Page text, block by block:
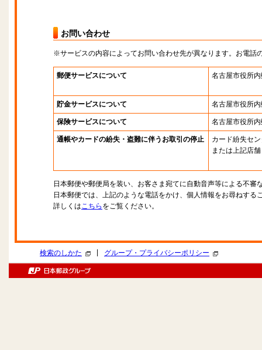
お問い合わせ
※サービスの内容によってお問い合わせ先が異なります。お電話
郵便サービスについて 名古屋市役所
貯金サービスについて 名古屋市役所
保険サービスについて 名古屋市役所
通帳やカードの紛失・盗難に伴うお取引の停止
カード紛失セ
または上記店舗
日本郵便や郵便局を装い、お客さま宛てに自動音声等による不審
日本郵便では、上記のような電話をかけ、個人情報をお尋ねする
詳しくはこちら をご覧ください。
検索のしかた グループ・プライバシーポリシー